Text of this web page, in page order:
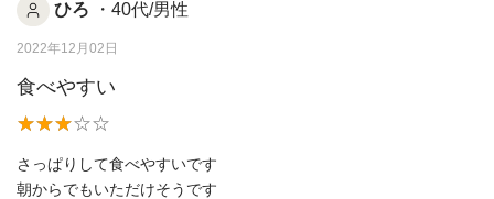
ひろ ・40代/男性
2022年12月02日
食べやすい
さっぱりして食べやすいです
朝からでもいただけそうです